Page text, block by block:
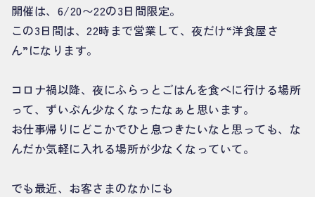
開催は、6/20〜22の3日間限定。
この3日間は、22時まで営業して、夜だけ“洋食屋さ
ん”になります。
コロナ禍以降、夜にふらっとごはんを食べに行ける場所
って、ずいぶん少なくなったなぁと思います。
お仕事帰りにどこかでひと息つきたいなと思っても、な
んだか気軽に入れる場所が少なくなっていて。
でも最近、お客さまのなかにも